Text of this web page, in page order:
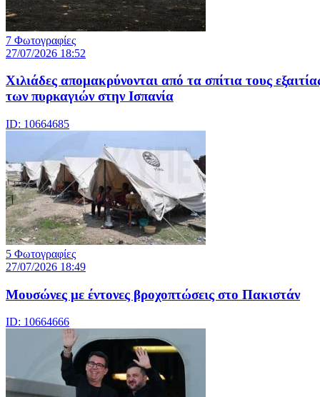
7 Φωτογραφίες
27/07/2026 18:52
Χιλιάδες απομακρύνονται από τα σπίτια τους
των πυρκαγιών στην Ισπανία
ID: 10664685
5 Φωτογραφίες
27/07/2026 18:49
Μουσώνες με έντονες βροχοπτώσεις στο Πακιστάν
ID: 10664666